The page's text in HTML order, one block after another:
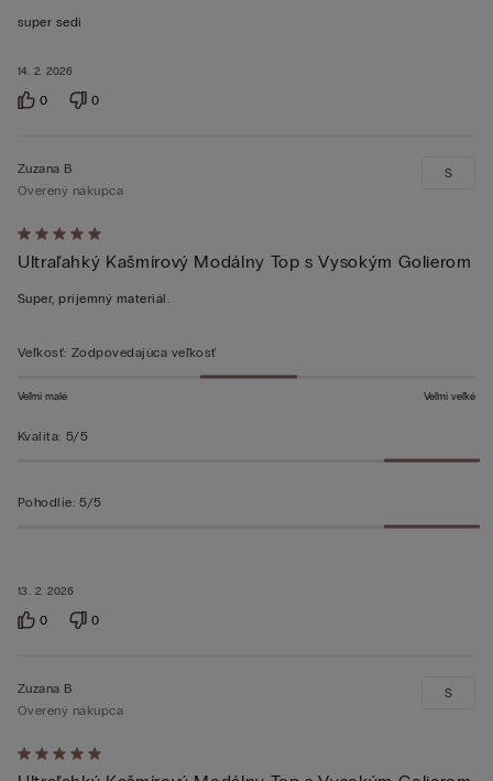
z 5
14. 2. 2026
super sedi
0 0
Hodnotenie:
5
z 5
13. 2. 2026
Zuzana B
Overený nákupca
Ultraľahký Kašmírový Modálny Top s Vysokým Golierom
Super, príjemný materiál.
S
Veľkosť: Zodpovedajúca veľkosť
Veľmi malé Veľmi veľké
Kvalita: 5/5
Pohodlie: 5/5
0 0
Hodnotenie:
Zuzana B
Overený nákupca
S